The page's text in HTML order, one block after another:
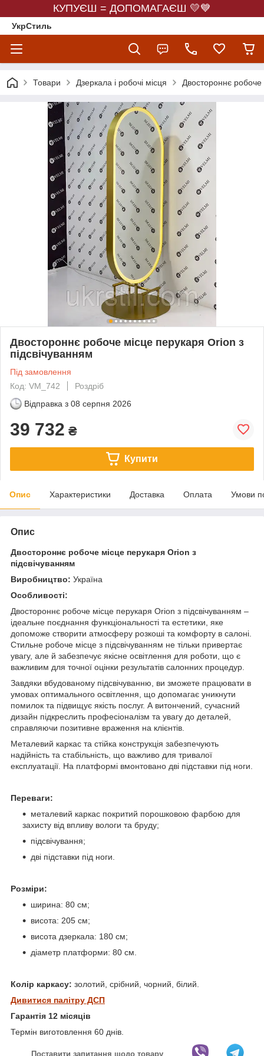
КУПУЄШ = ДОПОМАГАЄШ 💛💙
УкрСтиль
Товари Дзеркала і робочі місця Двостороннє робоче
Двостороннє робоче місце перукаря Orion з
підсвічуванням
Під замовлення
Код: VM_742
Роздріб
Відправка з 08 серпня 2026
39 732 ₴
Купити
Опис Характеристики Доставка Оплата Умови
Опис
Двостороннє робоче місце перукаря Orion з
підсвічуванням
Виробництво: Україна
Особливості:
Двостороннє робоче місце перукаря Orion з підсвічуванням –
ідеальне поєднання функціональності та естетики, яке
допоможе створити атмосферу розкоші та комфорту в салоні.
Стильне робоче місце з підсвічуванням не тільки привертає
увагу, але й забезпечує якісне освітлення для роботи, що є
важливим для точної оцінки результатів салонних процедур.
Завдяки вбудованому підсвічуванню, ви зможете працювати в
умовах оптимального освітлення, що допомагає уникнути
помилок та підвищує якість послуг. А витончений, сучасний
дизайн підкреслить професіоналізм та увагу до деталей,
справляючи позитивне враження на клієнтів.
Металевий каркас та стійка конструкція забезпечують
надійність та стабільність, що важливо для тривалої
експлуатації. На платформі вмонтовано дві підставки під ноги.
Переваги:
металевий каркас покритий порошковою фарбою для
захисту від впливу вологи та бруду;
підсвічування;
дві підставки під ноги.
Розміри:
ширина: 80 см;
висота: 205 см;
висота дзеркала: 180 см;
діаметр платформи: 80 см.
Колір каркасу: золотий, срібний, чорний, білий.
Дивитися палітру ДСП
Гарантія 12 місяців
Термін виготовлення 60 днів.
Поставити запитання щодо товару